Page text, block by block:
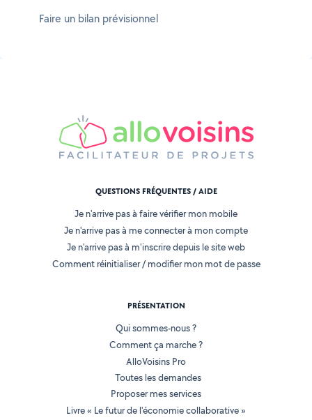
Faire un bilan prévisionnel
QUESTIONS FRÉQUENTES / AIDE
Je n'arrive pas à faire vérifier mon mobile
Je n'arrive pas à me connecter à mon compte
Je n'arrive pas à m'inscrire depuis le site web
Comment réinitialiser / modifier mon mot de passe
PRÉSENTATION
Qui sommes-nous ?
Comment ça marche ?
AlloVoisins Pro
Toutes les demandes
Proposer mes services
Livre « Le futur de l'économie collaborative »